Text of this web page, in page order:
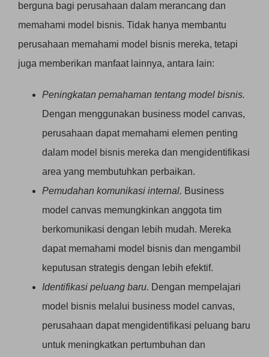
berguna bagi perusahaan dalam merancang dan
memahami model bisnis. Tidak hanya membantu
perusahaan memahami model bisnis mereka, tetapi
juga memberikan manfaat lainnya, antara lain:
Peningkatan pemahaman tentang model bisnis.
Dengan menggunakan business model canvas,
perusahaan dapat memahami elemen penting
dalam model bisnis mereka dan mengidentifikasi
area yang membutuhkan perbaikan.
Pemudahan komunikasi internal. Business
model canvas memungkinkan anggota tim
berkomunikasi dengan lebih mudah. Mereka
dapat memahami model bisnis dan mengambil
keputusan strategis dengan lebih efektif.
Identifikasi peluang baru. Dengan mempelajari
model bisnis melalui business model canvas,
perusahaan dapat mengidentifikasi peluang baru
untuk meningkatkan pertumbuhan dan